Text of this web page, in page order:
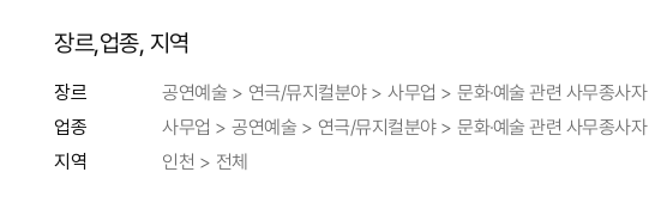
장르,업종, 지역
장르 공연예술 > 연극/뮤지컬분야 > 사무업 > 문화·예술 관련 사무종사자
업종 사무업 > 공연예술 > 연극/뮤지컬분야 > 문화·예술 관련 사무종사자
지역 인천 > 전체